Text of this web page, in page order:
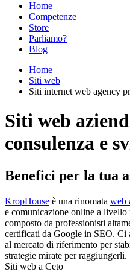
Home
Competenze
Store
Parliamo?
Blog
Home
Siti web
Siti internet web agency
Siti web
consulenza e
Benefici per la tua
KropHouse è una rinomata web
e comunicazione online a livello
composto da professionisti
certificati da Google in SEO.
al mercato di riferimento per
strategie mirate per raggiungerli.
Siti web a Ceto